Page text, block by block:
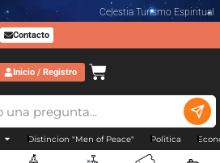
Celestia Turismo Espiritual
Contacto
Inicio / Registro
Distincion "Men of Peace" Politica